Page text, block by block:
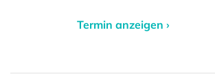
Termin anzeigen ›